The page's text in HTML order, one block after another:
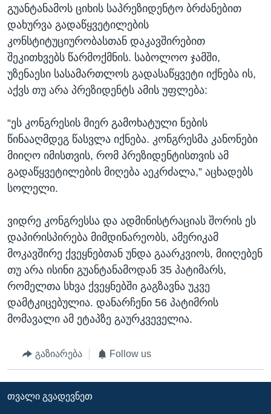
გუანტანამოს ციხის საპრეზიდენტო ბრძანებით
დახურვა გადაწყვეტილების
კონსტიტუციურობასთან დაკავშირებით
შეკითხვებს წარმოქმნის. საბოლოო ჯამში,
უზენაესი სასამართლოს გადასაწყვეტი იქნება ის,
აქვს თუ არა პრეზიდენტს ამის უფლება:
“ეს კონგრესის მიერ გამოხატული ნების
წინააღმდეგ წასვლა იქნება. კონგრესმა კანონები
მიიღო იმისთვის, რომ პრეზიდენტისთვის ამ
გადაწყვეტილების მიღება აეკრძალა,” აცხადებს
სოლელი.
ვიდრე კონგრესსა და ადმინისტრაციას შორის ეს
დაპირისპირება მიმდინარეობს, ამერიკამ
მოკავშირე ქვეყნებთან უნდა გაარკვიოს, მიიღებენ
თუ არა ისინი გუანტანამოდან 35 პატიმარს,
რომელთა სხვა ქვეყნებში გაგზავნა უკვე
დამტკიცებულია. დანარჩენი 56 პატიმრის
მომავალი ამ ეტაპზე გაურკვეველია.
გაზიარება Follow us
ᲗᲕᲐᲚᲘ ᲒᲕᲐᲓᲔᲕᲜᲔᲗ